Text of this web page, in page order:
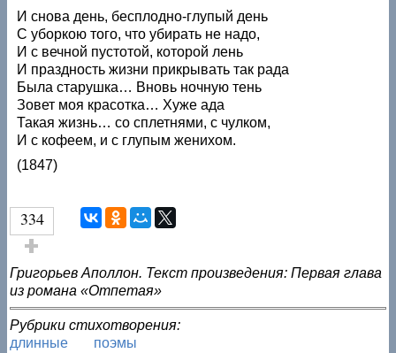
И снова день, бесплодно-глупый день
С уборкою того, что убирать не надо,
И с вечной пустотой, которой лень
И праздность жизни прикрывать так рада
Была старушка… Вновь ночную тень
Зовет моя красотка… Хуже ада
Такая жизнь… со сплетнями, с чулком,
И с кофеем, и с глупым женихом.
(1847)
334
Голос за!
Григорьев Аполлон. Текст произведения: Первая глава
из романа «Отпетая»
Рубрики стихотворения:
длинные
поэмы